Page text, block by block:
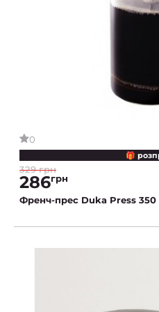
0
🎁
329 грн
286грн
Френч-прес Duka Press 350